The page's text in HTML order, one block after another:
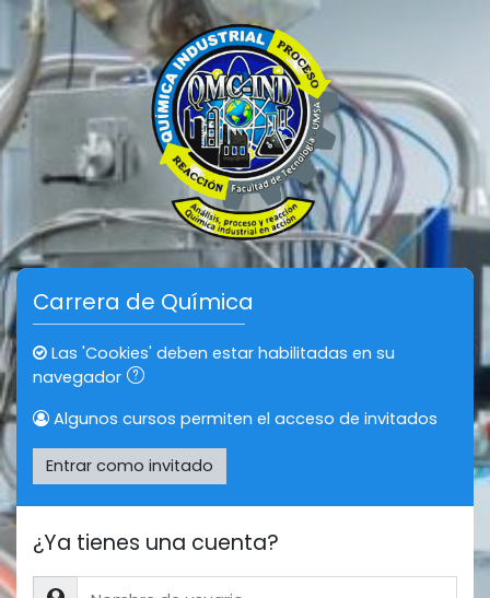
Salta al contenido principal
Carrera de Química
Las 'Cookies' deben estar habilitadas en su
navegador
Algunos cursos permiten el acceso de invitados
Entrar como invitado
¿Ya tienes una cuenta?
Nombre de usuario